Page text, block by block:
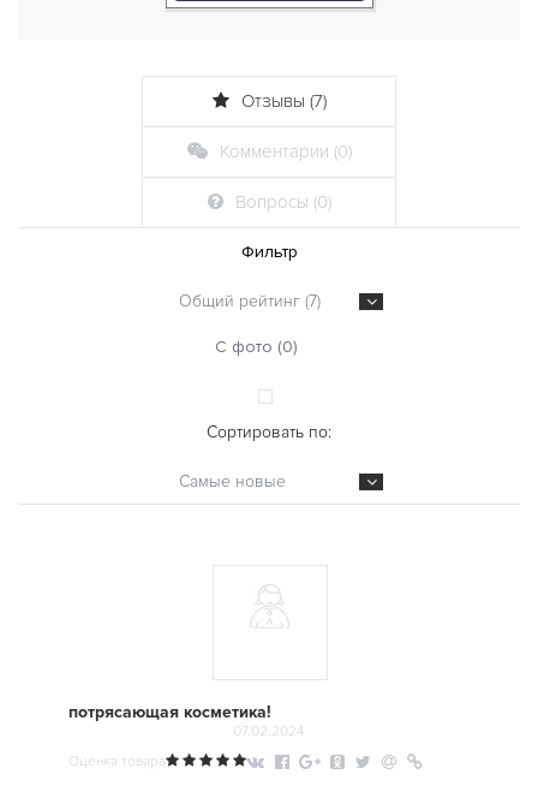
Отзывы (7)
Комментарии (0)
Вопросы (0)
Фильтр
Общий рейтинг (7)
С фото (0)
Сортировать по:
Самые новые
потрясающая косметика!
07.02.2024
Оценка товара